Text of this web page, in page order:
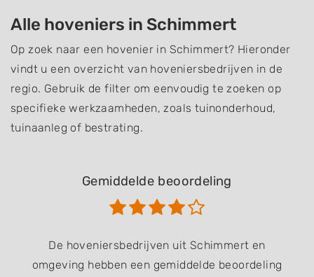
Alle hoveniers in Schimmert
Op zoek naar een hovenier in Schimmert? Hieronder
vindt u een overzicht van hoveniersbedrijven in de
regio. Gebruik de filter om eenvoudig te zoeken op
specifieke werkzaamheden, zoals tuinonderhoud,
tuinaanleg of bestrating.
Gemiddelde beoordeling
De hoveniersbedrijven uit Schimmert en
omgeving hebben een gemiddelde beoordeling